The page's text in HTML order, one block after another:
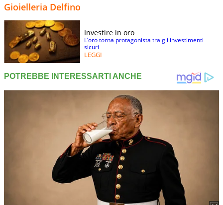
Gioielleria Delfino
Investire in oro
L’oro torna protagonista tra gli investimenti
sicuri
LEGGI